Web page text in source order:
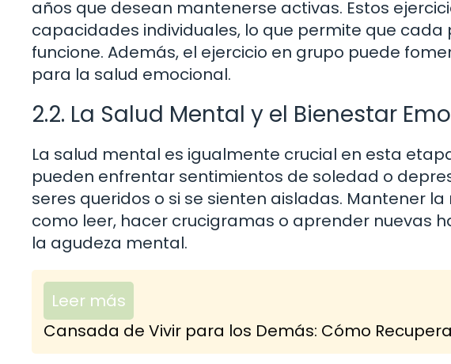
años que desean mantenerse activas. Estos
capacidades individuales, lo que permite que
funcione. Además, el ejercicio en grupo puede
para la salud emocional.
2.2. La Salud Mental y el Bienestar
La salud mental es igualmente crucial en esta
pueden enfrentar sentimientos de soledad o
seres queridos o si se sienten aisladas. Mantener
como leer, hacer crucigramas o aprender nuevas
la agudeza mental.
Leer más
Cansada de Vivir para los Demás: Cómo